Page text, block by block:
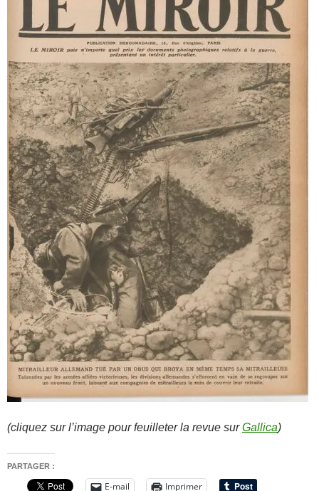
(cliquez sur l’image pour feuilleter la revue surGallica)
PARTAGER :
E-mail Imprimer